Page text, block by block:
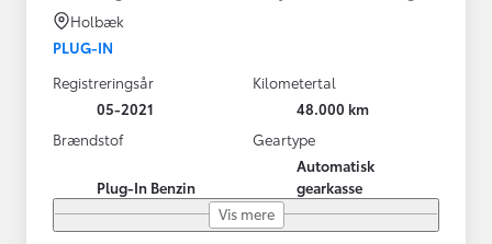
Holbæk
PLUG-IN
Registreringsår
05-2021
Kilometertal
48.000 km
Brændstof
Plug-In Benzin
Geartype
Automatisk
gearkasse
Vis mere